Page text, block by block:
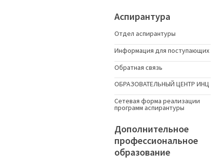
Аспирантура
Отдел аспирантуры
Информация для поступающих
Обратная связь
ОБРАЗОВАТЕЛЬНЫЙ ЦЕНТР ИНЦ
Сетевая форма реализации
программ аспирантуры
Дополнительное
профессиональное
образование